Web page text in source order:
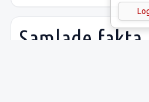
Samlade fakta